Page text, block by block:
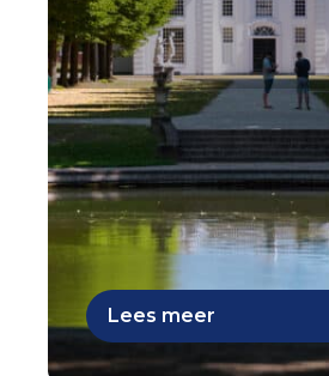
Lees meer